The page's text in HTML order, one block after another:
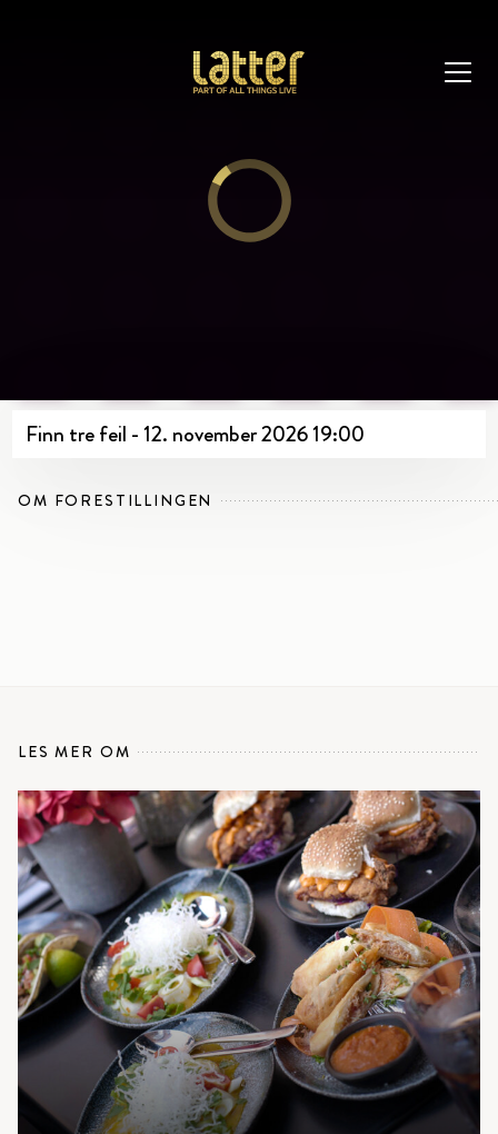
Finn tre feil - 12. november 2026 19:00
OM FORESTILLINGEN
LES MER OM